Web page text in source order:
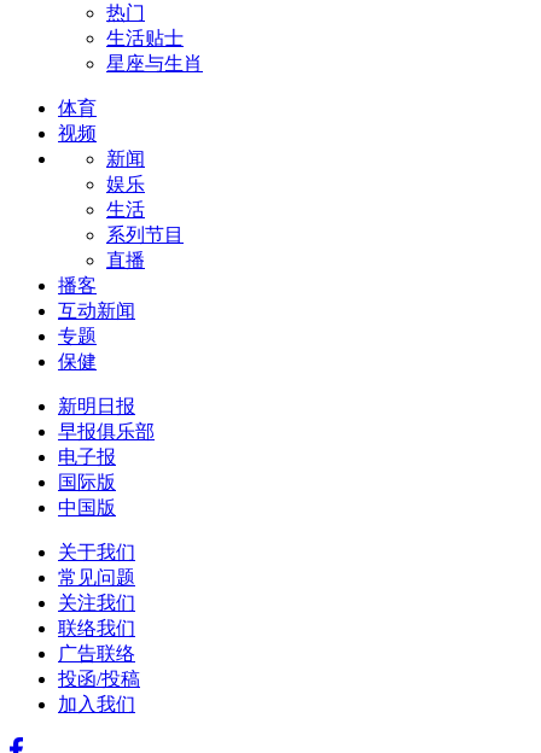
热门
生活贴士
星座与生肖
体育
视频
新闻
娱乐
生活
系列节目
直播
播客
互动新闻
专题
保健
新明日报
早报俱乐部
电子报
国际版
中国版
关于我们
常见问题
关注我们
联络我们
广告联络
投函/投稿
加入我们